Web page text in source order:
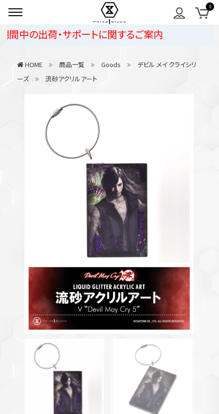
の出荷・サポートに関するご案内
HOME 商品一覧 Goods
デビル メイ クライシリ
ーズ
流砂アクリルアート